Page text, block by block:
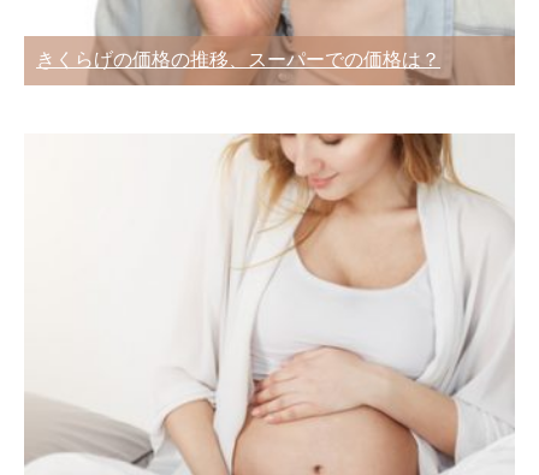
きくらげの価格の推移、スーパーでの価格は？